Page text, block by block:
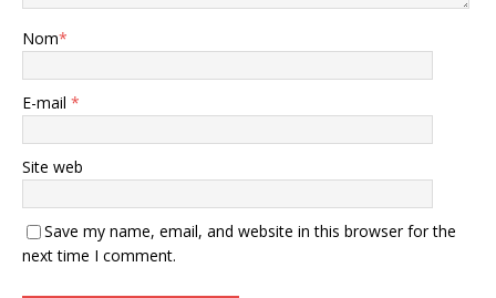
Nom*
E-mail *
Site web
Save my name, email, and website in this browser for the
next time I comment.